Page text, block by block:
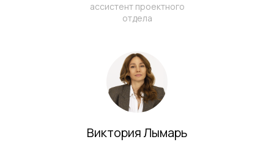
ассистент проектного
отдела
Виктория Лымарь